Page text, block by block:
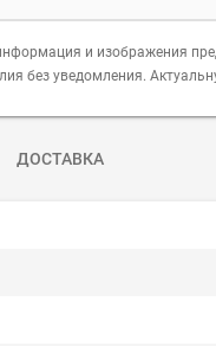
и изображения
без уведомления.
ДОСТАВКА